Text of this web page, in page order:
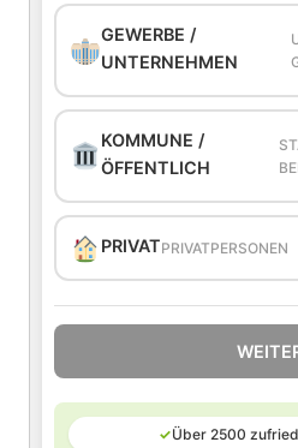
GEWERBE /
UNTERNEHMEN
KOMMUNE /
ÖFFENTLICH
PRIVATPRIVATPERSONEN
✓Über 2500